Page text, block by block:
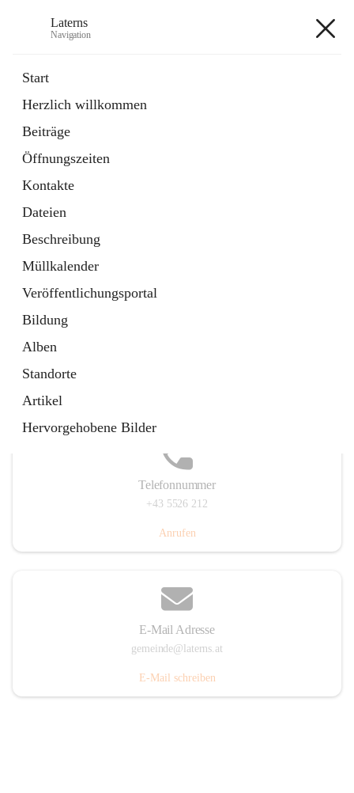
Laterns
Navigation
Start
Herzlich willkommen
Beiträge
Öffnungszeiten
Kontakte
Dateien
Beschreibung
Müllkalender
Veröffentlichungsportal
Bildung
Alben
Standorte
Artikel
Hervorgehobene Bilder
11 Schnellzugriffe
Soziales
1 Schnellzugriff
Telefonnummer
+43 5526 212
Anrufen
E-Mail Adresse
gemeinde@laterns.at
E-Mail schreiben